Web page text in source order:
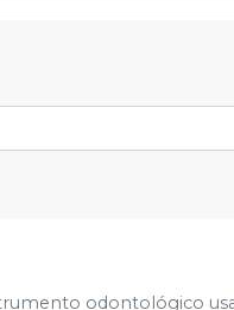
odontológico